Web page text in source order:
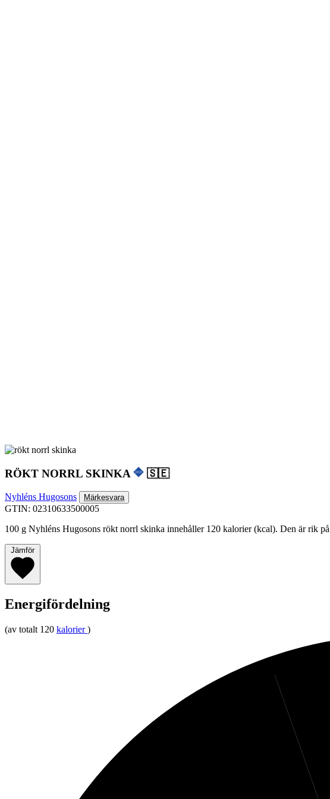
RÖKT NORRL SKINKA 🇸🇪
Nyhléns Hugosons Märkesvara
GTIN: 02310633500005
100 g Nyhléns Hugosons rökt norrl skinka innehåller 120 kalorier (kcal). Den är rik på
Jämför
Energifördelning
(av totalt 120 kalorier )